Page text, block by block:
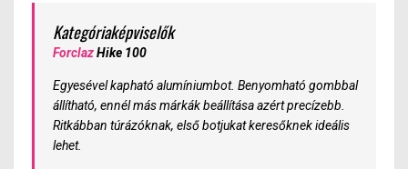
Kategóriaképviselők
ForclazHike 100
Egyesével kapható alumíniumbot. Benyomható gombbal
állítható, ennél más márkák beállítása azért precízebb.
Ritkábban túrázóknak, első botjukat keresőknek ideális
lehet.